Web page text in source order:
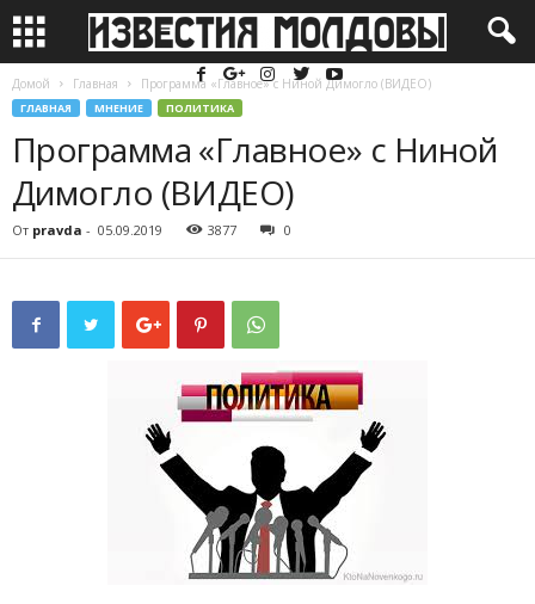
Домой Главная Программа «Главное» с Ниной Димогло (ВИДЕО)
ГЛАВНАЯ МНЕНИЕ ПОЛИТИКА
Программа «Главное» с Ниной
Димогло (ВИДЕО)
От pravda - 05.09.2019 3877 0